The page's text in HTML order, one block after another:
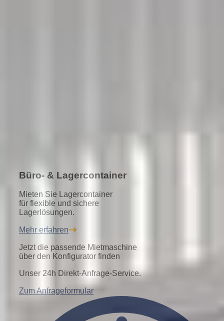
Büro- & Lagercontainer
Mieten Sie Lagercontainer
für flexible und sichere
Lagerlösungen.
Mehr erfahren
Jetzt die passende Mietmaschine
über den Konfigurator finden
Unser 24h Direkt-Anfrage-Service.
Zum Anfrageformular